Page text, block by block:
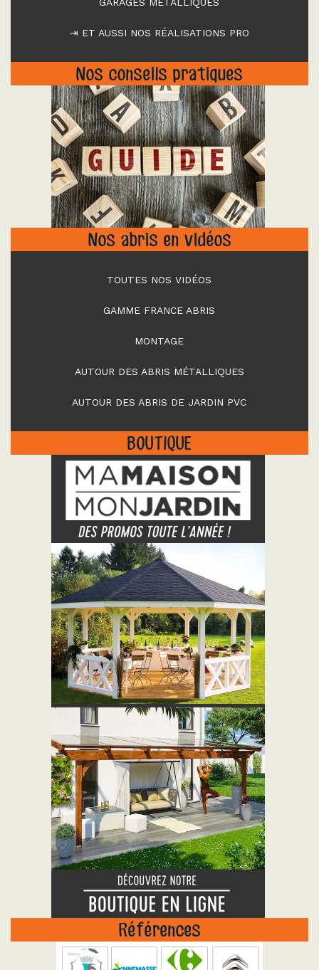
GARAGES MÉTALLIQUES
⇥ ET AUSSI NOS RÉALISATIONS PRO
Nos conseils pratiques
"
Nos abris en vidéos
TOUTES NOS VIDÉOS
GAMME FRANCE ABRIS
MONTAGE
AUTOUR DES ABRIS MÉTALLIQUES
AUTOUR DES ABRIS DE JARDIN PVC
BOUTIQUE
"
Références